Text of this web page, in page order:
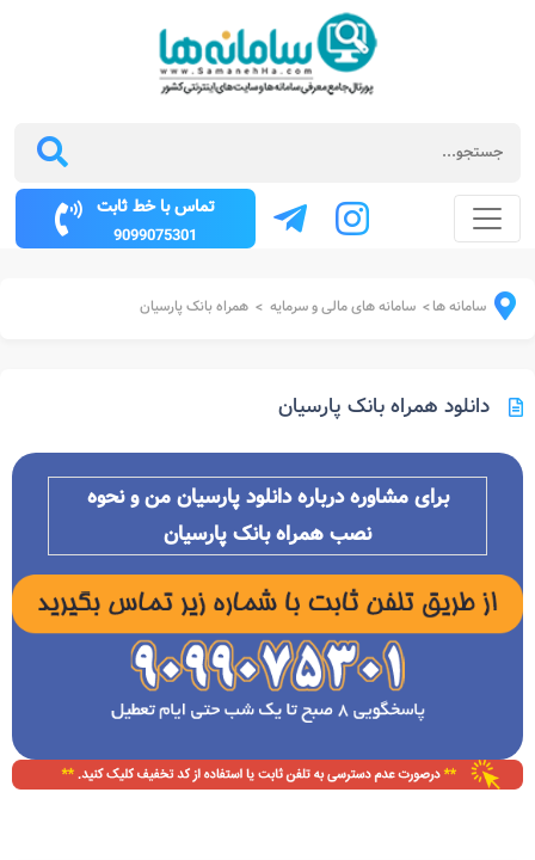
تماس با خط ثابت
9099075301
سامانه ها> سامانه های مالی و سرمایه > همراه بانک پارسیان
دانلود همراه بانک پارسیان
برای مشاوره درباره دانلود پارسیان من و نحوه
نصب همراه بانک پارسیان